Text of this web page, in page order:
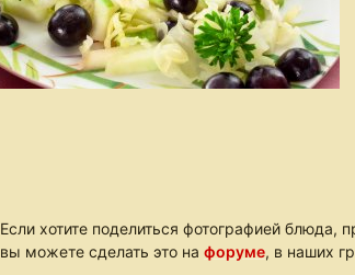
Если хотите поделиться фотографией блюда,
вы можете сделать это на форуме, в наших